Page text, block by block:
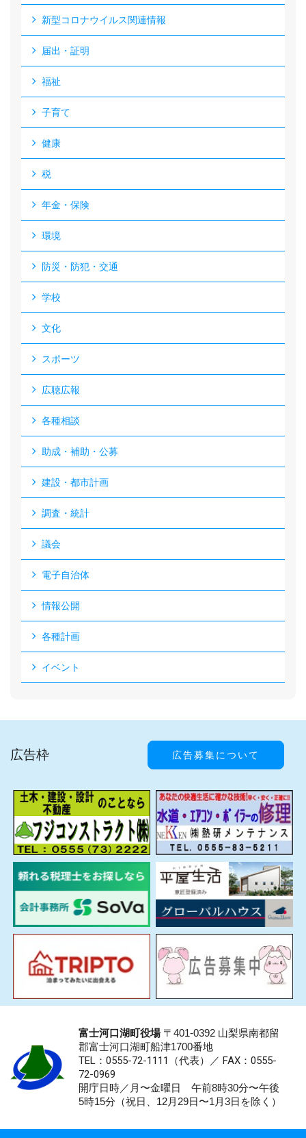
新型コロナウイルス関連情報
届出・証明
福祉
子育て
健康
税
年金・保険
環境
防災・防犯・交通
学校
文化
スポーツ
広聴広報
各種相談
助成・補助・公募
建設・都市計画
調査・統計
議会
電子自治体
情報公開
各種計画
イベント
広告枠 広告募集について
富士河口湖町役場〒401-0392 山梨県南都留
郡富士河口湖町船津1700番地
TEL：0555-72-1111 （代表）／ FAX：0555-
72-0969
開庁日時／月〜金曜日 午前8時30分〜午後
5時15分（祝日、12月29日〜1月3日を除く）